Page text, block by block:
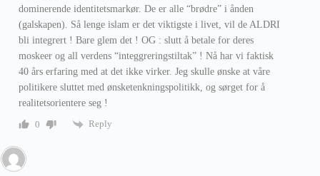
dominerende identitetsmarkør. De er alle “brødre” i ånden
(galskapen). Så lenge islam er det viktigste i livet, vil de ALDRI
bli integrert ! Bare glem det ! OG : slutt å betale for deres
moskeer og all verdens “integgreringstiltak” ! Nå har vi faktisk
40 års erfaring med at det ikke virker. Jeg skulle ønske at våre
politikere sluttet med ønsketenkningspolitikk, og sørget for å
realitetsorientere seg !
0
Reply